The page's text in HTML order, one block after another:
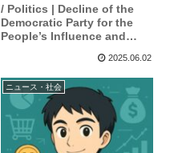
/ Politics | Decline of the
Democratic Party for the
People’s Influence and
2025.06.02
ニュース・社会